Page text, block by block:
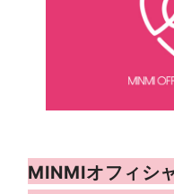
MINMIオフィシ